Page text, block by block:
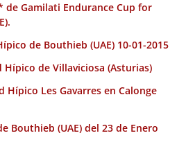
de Gamilati Endurance Cup for
de Bouthieb (UAE) 10-01-2015
Hípico de Villaviciosa (Asturias)
Hípico Les Gavarres en Calonge
Bouthieb (UAE) del 23 de Enero